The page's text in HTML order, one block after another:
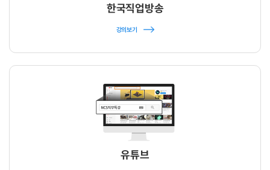
한국직업방송
강의보기
유튜브